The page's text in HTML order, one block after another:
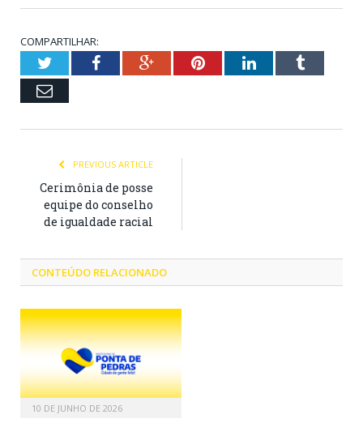
COMPARTILHAR:
TwitterFacebookGoogle+PinterestLinkedInTumblr
Email
PREVIOUS ARTICLE
Cerimônia de posse
equipe do conselho
de igualdade racial
CONTEÚDO RELACIONADO
10 DE JUNHO DE 2026